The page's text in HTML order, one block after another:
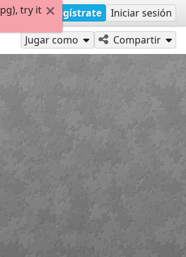
Regístrate Iniciar sesión
Jugar como Compartir
try it